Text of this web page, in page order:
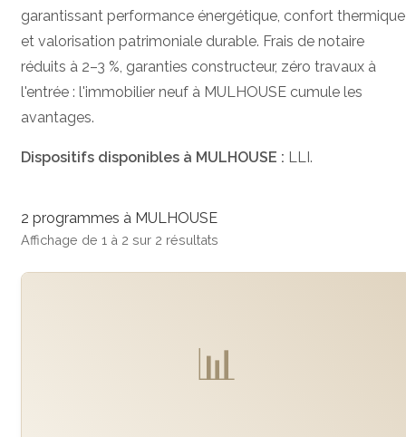
garantissant performance énergétique, confort thermique
et valorisation patrimoniale durable. Frais de notaire
réduits à 2–3 %, garanties constructeur, zéro travaux à
l'entrée : l'immobilier neuf à MULHOUSE cumule les
avantages.
Dispositifs disponibles à MULHOUSE : LLI.
2 programmes à MULHOUSE
Affichage de 1 à 2 sur 2 résultats
📊